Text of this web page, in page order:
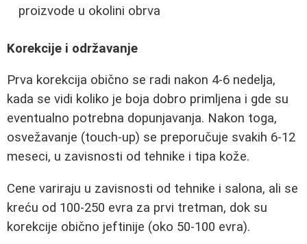
proizvode u okolini obrva
Korekcije i održavanje
Prva korekcija obično se radi nakon 4-6 nedelja,
kada se vidi koliko je boja dobro primljena i gde su
eventualno potrebna dopunjavanja. Nakon toga,
osvežavanje (touch-up) se preporučuje svakih 6-12
meseci, u zavisnosti od tehnike i tipa kože.
Cene variraju u zavisnosti od tehnike i salona, ali se
kreću od 100-250 evra za prvi tretman, dok su
korekcije obično jeftinije (oko 50-100 evra).